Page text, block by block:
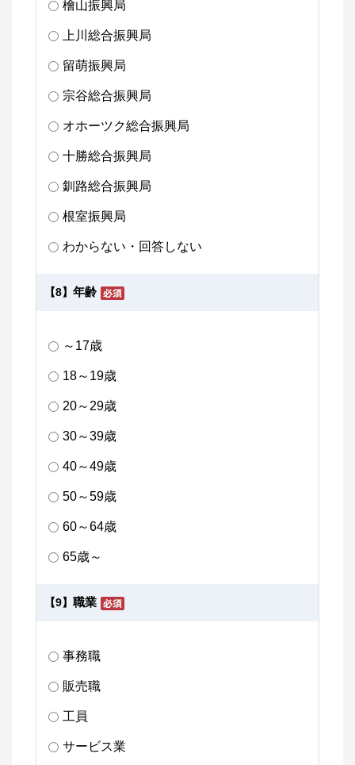
檜山振興局
上川総合振興局
留萌振興局
宗谷総合振興局
オホーツク総合振興局
十勝総合振興局
釧路総合振興局
根室振興局
わからない・回答しない
【8】 年齢
～17歳
18～19歳
20～29歳
30～39歳
40～49歳
50～59歳
60～64歳
65歳～
【9】 職業
事務職
販売職
工員
サービス業